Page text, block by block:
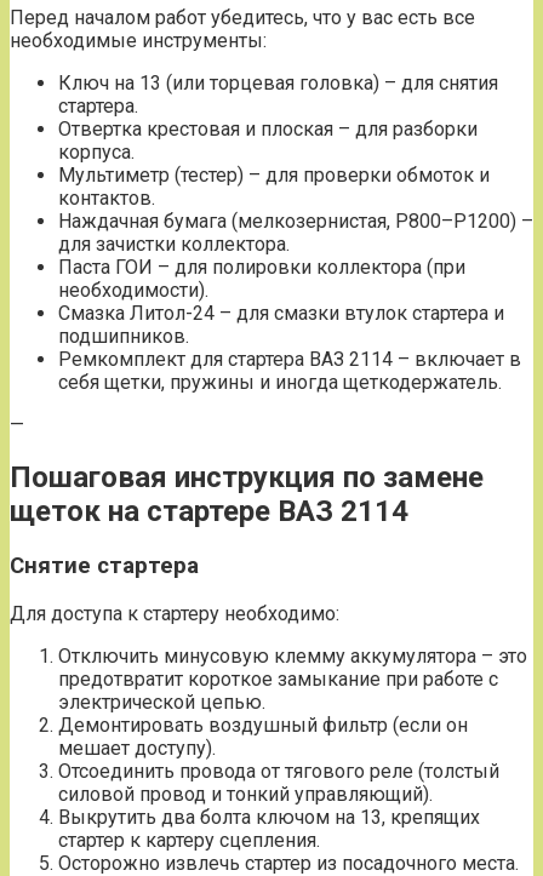
Перед началом работ убедитесь, что у вас есть все
необходимые инструменты:
Ключ на 13 (или торцевая головка) – для снятия
стартера.
Отвертка крестовая и плоская – для разборки
корпуса.
Мультиметр (тестер) – для проверки обмоток и
контактов.
Наждачная бумага (мелкозернистая, Р800–Р1200) –
для зачистки коллектора.
Паста ГОИ – для полировки коллектора (при
необходимости).
Смазка Литол-24 – для смазки втулок стартера и
подшипников.
Ремкомплект для стартера ВАЗ 2114 – включает в
себя щетки, пружины и иногда щеткодержатель.
—
Пошаговая инструкция по замене
щеток на стартере ВАЗ 2114
Снятие стартера
Для доступа к стартеру необходимо:
Отключить минусовую клемму аккумулятора – это
предотвратит короткое замыкание при работе с
электрической цепью.
Демонтировать воздушный фильтр (если он
мешает доступу).
Отсоединить провода от тягового реле (толстый
силовой провод и тонкий управляющий).
Выкрутить два болта ключом на 13, крепящих
стартер к картеру сцепления.
Осторожно извлечь стартер из посадочного места.